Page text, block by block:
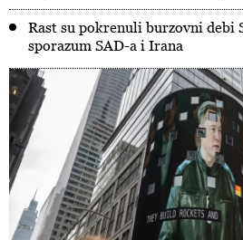
Rast su pokrenuli burzovni debi
sporazum SAD-a i Irana